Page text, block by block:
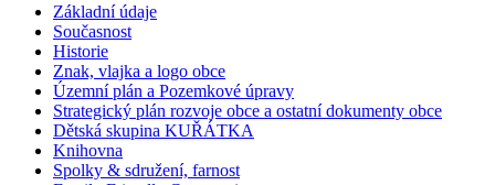
Základní údaje
Současnost
Historie
Znak, vlajka a logo obce
Územní plán a Pozemkové úpravy
Strategický plán rozvoje obce a ostatní dokumenty obce
Dětská skupina KUŘÁTKA
Knihovna
Spolky & sdružení, farnost